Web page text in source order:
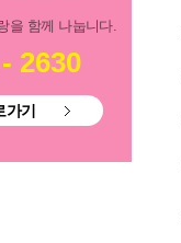
을 함께 나눕니다.
2630
기